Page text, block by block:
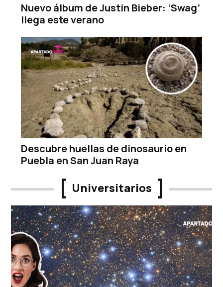
Nuevo álbum de Justin Bieber: ‘Swag’
llega este verano
Descubre huellas de dinosaurio en
Puebla en San Juan Raya
Universitarios